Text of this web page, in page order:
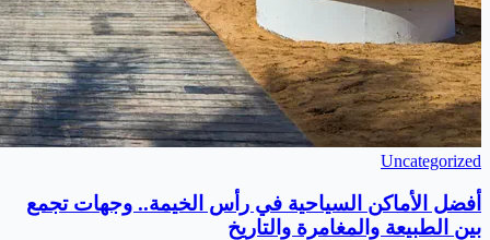
Uncategorized
أفضل الأماكن السياحية في رأس الخيمة.. وجهات تجمع
بين الطبيعة والمغامرة والتاريخ